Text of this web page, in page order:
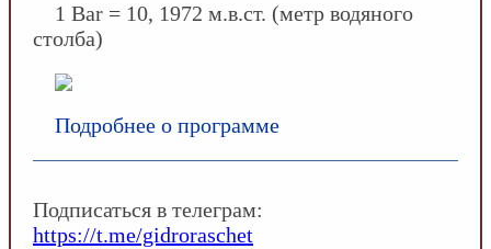
1 Bar = 10, 1972 м.в.ст. (метр водяного
столба)
Подробнее о программе
Подписаться в телеграм:
https://t.me/gidroraschet